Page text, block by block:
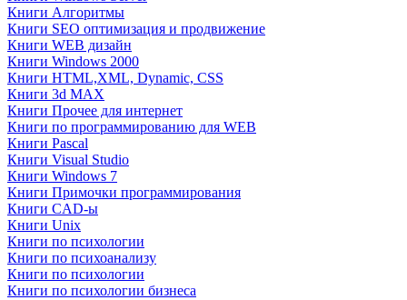
Книги Алгоритмы
Книги SEO оптимизация и продвижение
Книги WEB дизайн
Книги Windows 2000
Книги HTML,XML, Dynamic, CSS
Книги 3d MAX
Книги Прочее для интернет
Книги по программированию для WEB
Книги Pascal
Книги Visual Studio
Книги Windows 7
Книги Примочки программирования
Книги CAD-ы
Книги Unix
Книги по психологии
Книги по психоанализу
Книги по психологии
Книги по психологии бизнеса